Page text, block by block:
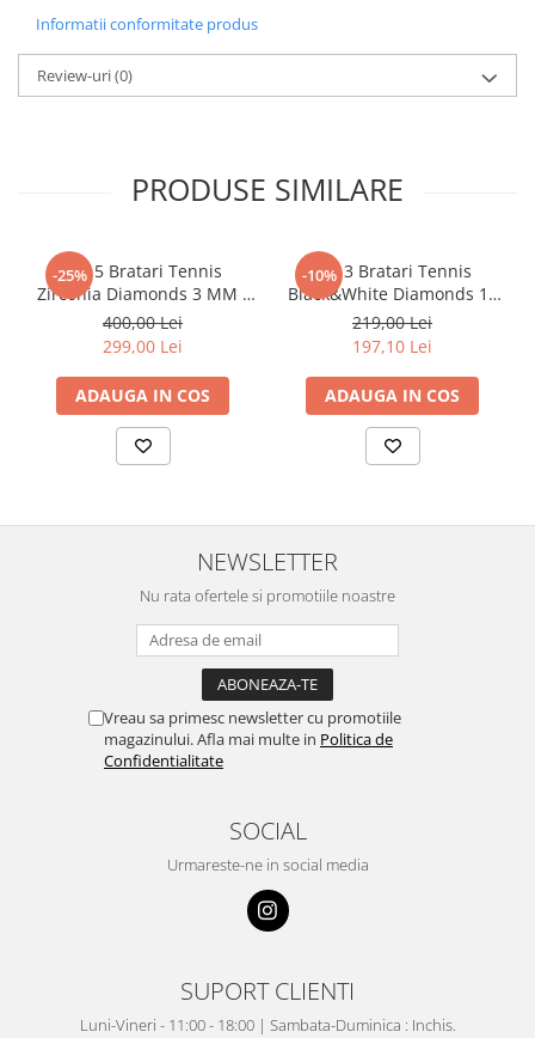
Informatii conformitate produs
Review-uri(0)
PRODUSE SIMILARE
-25%
Set 5 Bratari Tennis
Zirconia Diamonds 3 MM /
19.5 CM
400,00 Lei
299,00 Lei
ADAUGA IN COS
-10%
Set 3 Bratari Tennis
Black&White Diamonds 19
CM
219,00 Lei
197,10 Lei
ADAUGA IN COS
NEWSLETTER
Nu rata ofertele si promotiile noastre
Vreau sa primesc newsletter cu promotiile
magazinului. Afla mai multe in Politica de
Confidentialitate
SOCIAL
Urmareste-ne in social media
SUPORT CLIENTI
Luni-Vineri - 11:00 - 18:00 | Sambata-Duminica : Inchis.